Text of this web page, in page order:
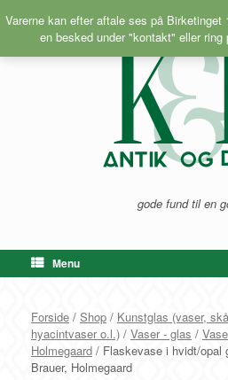
Varerne kan efter aftale ses på
en besked under "kontakt" eller ring
til
gode fund til en
Menu
Forside / Shop / Kunstglas (vaser,
hyacintvaser o.l.) / Vaser - glas /
Holmegaard / Flaskevase i hvidt/opal
Brauer, Holmegaard